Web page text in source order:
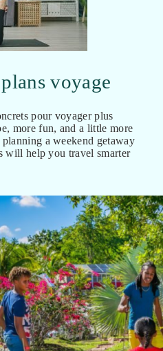
voyage
pour voyager plus
more fun, and a little more
a weekend getaway
will help you travel smarter